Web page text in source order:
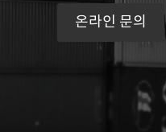
온라인 문의